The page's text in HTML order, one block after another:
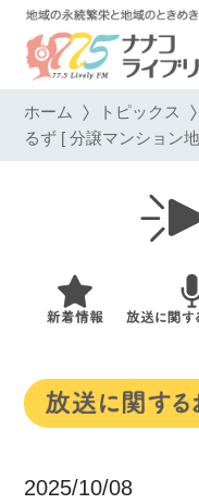
ホーム トピックス
るず [ 分譲マンション
2025/10/08